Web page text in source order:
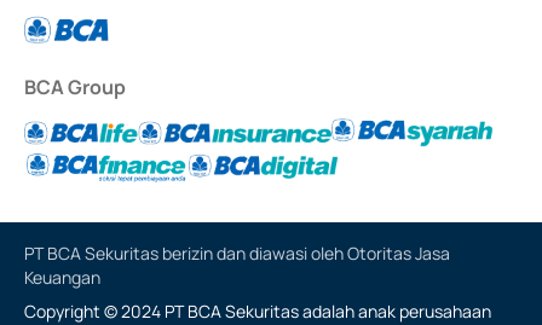
BCA Group
PT BCA Sekuritas berizin dan diawasi oleh Otoritas Jasa
Keuangan
Copyright © 2024 PT BCA Sekuritas adalah anak perusahaan